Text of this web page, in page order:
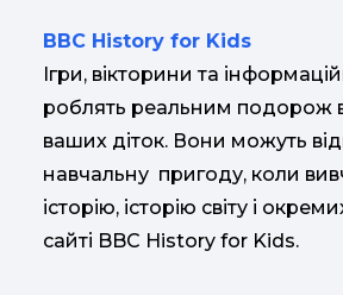
BBC History for Kids
Ігри, вікторини та
роблять реальним подорож
ваших діток. Вони можуть
навчальну пригоду, коли
історію, історію світу і
сайті BBC History for Kids.